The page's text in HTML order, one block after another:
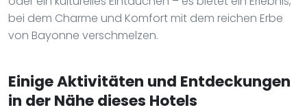
bei dem Charme und Komfort mit dem reichen Erbe
von Bayonne verschmelzen.
Einige Aktivitäten und Entdeckungen
in der Nähe dieses Hotels